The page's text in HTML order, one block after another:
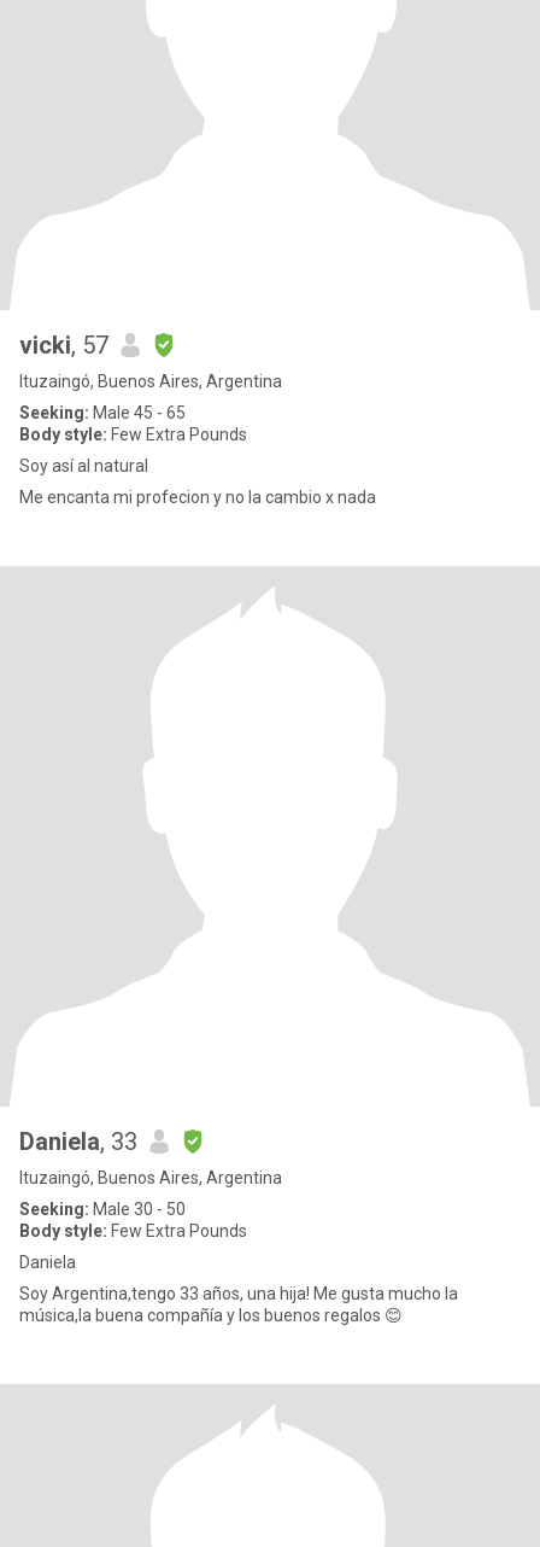
vicki, 57
Ituzaingó, Buenos Aires, Argentina
Seeking: Male 45 - 65
Body style: Few Extra Pounds
Soy así al natural
Me encanta mi profecion y no la cambio x nada
Daniela, 33
Ituzaingó, Buenos Aires, Argentina
Seeking: Male 30 - 50
Body style: Few Extra Pounds
Daniela
Soy Argentina,tengo 33 años, una hija! Me gusta mucho la
música,la buena compañía y los buenos regalos 😊